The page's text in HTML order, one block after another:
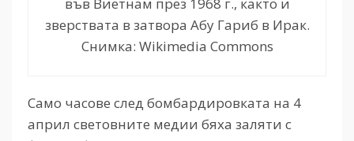
във Виетнам през 1968 г., както и
зверствата в затвора Абу Гариб в Ирак.
Снимка: Wikimedia Commons
Само часове след бомбардировката на 4
април световните медии бяха заляти с